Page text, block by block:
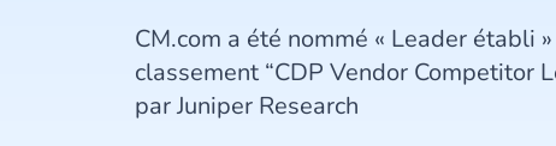
CM.com a été nommé « Leader établi
classement “CDP Vendor Competitor
par Juniper Research